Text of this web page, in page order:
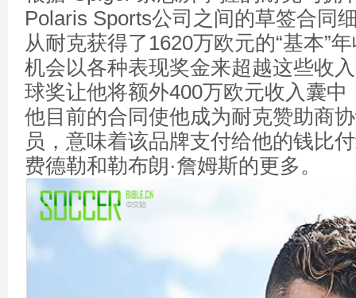
Polaris Sports公司之间的草签合同
从耐克获得了1620万欧元的“基本”
机会以各种表现奖金来超越这些收
球奖让他将额外400万欧元收入囊中
他目前的合同使他成为耐克赞助商
员，意味着该品牌支付给他的钱比
费德勒和勒布朗·詹姆斯的更多。